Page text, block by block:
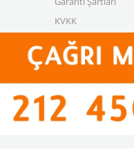
KVKK